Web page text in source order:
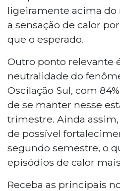
ligeiramente acima
a sensação de calor
que o esperado.
Outro ponto relevante
neutralidade do
Oscilação Sul, com
de se manter nesse
trimestre. Ainda
de possível
segundo semestre, o
episódios de calor
Receba as principais